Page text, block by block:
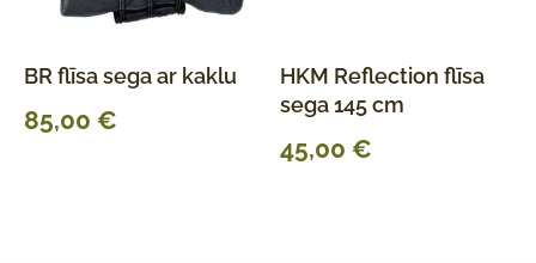
BR flīsa sega ar kaklu
85,00 €
HKM Reflection flīsa
sega 145 cm
45,00 €